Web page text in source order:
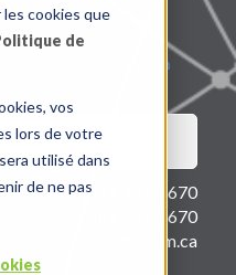
cookies que
de
vos
lors de votre
utilisé dans
de ne pas
Conditions d’utilisation
NOUS JOINDRE
514 387-1670
1 866 887-1670
info@insum.ca